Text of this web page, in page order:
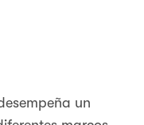
un